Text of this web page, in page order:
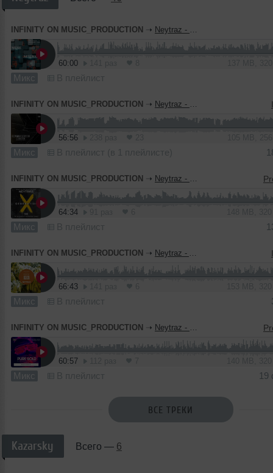
INFINITY ON MUSIC_PRODUCTION ➝ Neytraz - Muse (INFINITY ON MUSIC PRODUCTION)
60:00
Микс В плейлист
INFINITY ON MUSIC_PRODUCTION ➝ Neytraz - Only Forward (INFINITY ON MUSIC PRODUCTION)
56:56
Микс В плейлист (в 1 плейлисте)
INFINITY ON MUSIC_PRODUCTION ➝ Neytraz - Generation. (INFINITY ON MUSIC)
64:34
Микс В плейлист
INFINITY ON MUSIC_PRODUCTION ➝ Neytraz - Acacia (INFINITY ON MUSIC)
66:43
Микс В плейлист
INFINITY ON MUSIC_PRODUCTION ➝ Neytraz - Pure Gold (INFINITY ON MUSIC)
60:57
Микс В плейлист 19
ВСЕ ТРЕКИ
Kazarsky Всего — 6